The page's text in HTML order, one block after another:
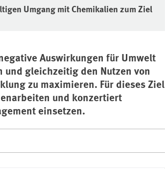
Umgang mit Chemikalien zum Ziel
Auswirkungen für Umwelt
und gleichzeitig den Nutzen von
zu maximieren. Für dieses Ziel
und konzertiert
einsetzen.